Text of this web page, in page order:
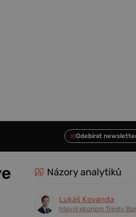
Názory analytiků
Lukáš Kovanda
hlavní ekonom Trinity